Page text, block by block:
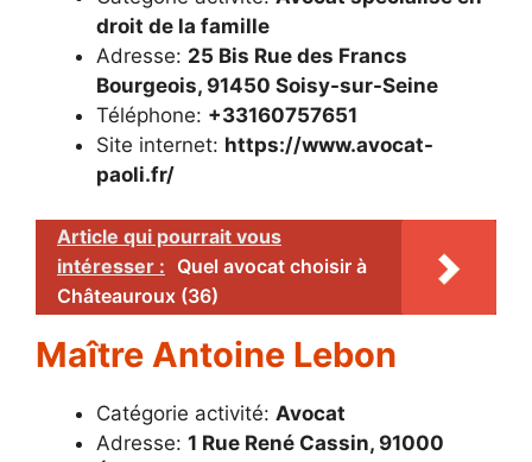
droit de la famille
Adresse: 25 Bis Rue des Francs
Bourgeois, 91450 Soisy-sur-Seine
Téléphone: +33160757651
Site internet: https://www.avocat-
paoli.fr/
Article qui pourrait vous
intéresser : Quel avocat choisir à
Châteauroux (36)
Maître Antoine Lebon
Catégorie activité: Avocat
Adresse: 1 Rue René Cassin, 91000